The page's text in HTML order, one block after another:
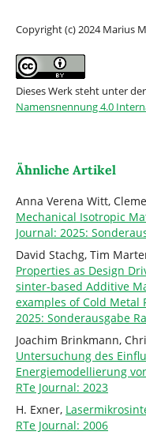
Copyright (c) 2024 Marius
Dieses Werk steht unter der
Namensnennung 4.0
Ähnliche Artikel
Anna Verena Witt,
Mechanical Isotropic
Journal: 2025:
David Stachg, Tim
Properties as Design
sinter-based Additive
examples of Cold Metal
2025: Sonderausgabe
Joachim Brinkmann,
Untersuchung des
Energiemodellierung
RTe Journal: 2023
H. Exner,
RTe Journal: 2006